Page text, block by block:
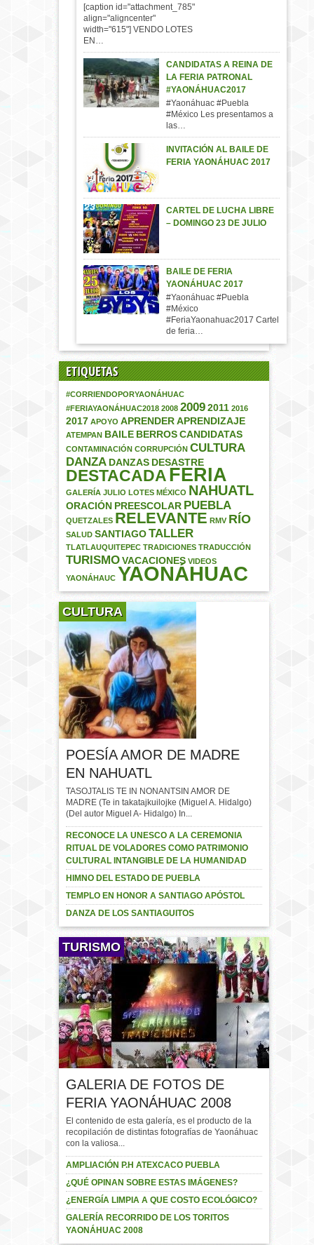
[caption id="attachment_785"
align="aligncenter"
width="615"] VENDO LOTES
EN…
CANDIDATAS A REINA DE
LA FERIA PATRONAL
#YAONÁHUAC2017
#Yaonáhuac #Puebla
#México Les presentamos a
las…
INVITACIÓN AL BAILE DE
FERIA YAONÁHUAC 2017
CARTEL DE LUCHA LIBRE
– DOMINGO 23 DE JULIO
BAILE DE FERIA
YAONÁHUAC 2017
#Yaonáhuac #Puebla
#México
#FeriaYaonahuac2017 Cartel
de feria…
ETIQUETAS
#CORRIENDOPORYAONÁHUAC
#FERIAYAONÁHUAC2018 2008 20092011 2016
2017 APOYO APRENDERAPRENDIZAJE
ATEMPAN BAILE BERROSCANDIDATAS
CONTAMINACIÓN CORRUPCIÓN CULTURA
DANZA DANZAS DESASTRE
DESTACADAFERIA
GALERÍA JULIO LOTES MÉXICO NAHUATL
ORACIÓN PREESCOLAR PUEBLA
QUETZALES RELEVANTE RMV RÍO
SALUD SANTIAGOTALLER
TLATLAUQUITEPEC TRADICIONES TRADUCCIÓN
TURISMOVACACIONES VIDEOS
YAONÁHAUC YAONÁHUAC
CULTURA
POESÍA AMOR DE MADRE
EN NAHUATL
TASOJTALIS TE IN NONANTSIN AMOR DE
MADRE (Te in takatajkuilojke (Miguel A. Hidalgo)
(Del autor Miguel A- Hidalgo) In...
RECONOCE LA UNESCO A LA CEREMONIA
RITUAL DE VOLADORES COMO PATRIMONIO
CULTURAL INTANGIBLE DE LA HUMANIDAD
HIMNO DEL ESTADO DE PUEBLA
TEMPLO EN HONOR A SANTIAGO APÓSTOL
DANZA DE LOS SANTIAGUITOS
TURISMO
GALERIA DE FOTOS DE
FERIA YAONÁHUAC 2008
El contenido de esta galería, es el producto de la
recopilación de distintas fotografías de Yaonáhuac
con la valiosa...
AMPLIACIÓN P.H ATEXCACO PUEBLA
¿QUÉ OPINAN SOBRE ESTAS IMÁGENES?
¿ENERGÍA LIMPIA A QUE COSTO ECOLÓGICO?
GALERÍA RECORRIDO DE LOS TORITOS
YAONÁHUAC 2008